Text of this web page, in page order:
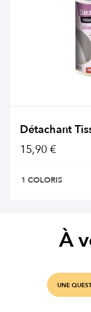
Détachant
15,90 €
1 COLORIS
À
UNE